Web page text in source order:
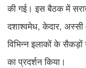
की गई। इस बैठक में सराय
दशाश्वमेध, केदार,
विभिन्न इलाकों के
का प्रदर्शन किया।